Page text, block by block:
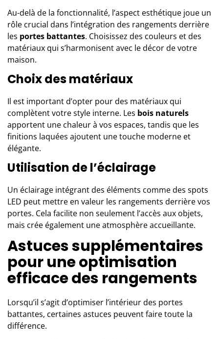
Au-delà de la fonctionnalité, l’aspect esthétique joue un
rôle crucial dans l’intégration des rangements derrière
les portes battantes. Choisissez des couleurs et des
matériaux qui s’harmonisent avec le décor de votre
maison.
Choix des matériaux
Il est important d’opter pour des matériaux qui
complètent votre style interne. Les bois naturels
apportent une chaleur à vos espaces, tandis que les
finitions laquées ajoutent une touche moderne et
élégante.
Utilisation de l’éclairage
Un éclairage intégrant des éléments comme des spots
LED peut mettre en valeur les rangements derrière vos
portes. Cela facilite non seulement l’accès aux objets,
mais crée également une atmosphère accueillante.
Astuces supplémentaires
pour une optimisation
efficace des rangements
Lorsqu’il s’agit d’optimiser l’intérieur des portes
battantes, certaines astuces peuvent faire toute la
différence.